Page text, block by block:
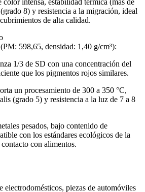
color intensa, estabilidad térmica (más de
8) y resistencia a la migración, ideal
de alta calidad.
598,65, densidad: 1,40 g/cm³):
1/3 de SD con una concentración del
que los pigmentos rojos similares.
un procesamiento de 300 a 350 °C,
(grado 5) y resistencia a la luz de 7 a 8
pesados, bajo contenido de
con los estándares ecológicos de la
con alimentos.
electrodomésticos, piezas de automóviles